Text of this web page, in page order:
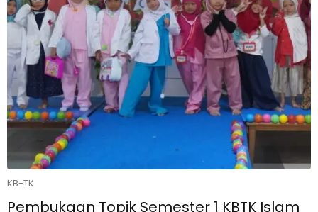
KB-TK
Pembukaan Topik Semester 1 KBTK Islam